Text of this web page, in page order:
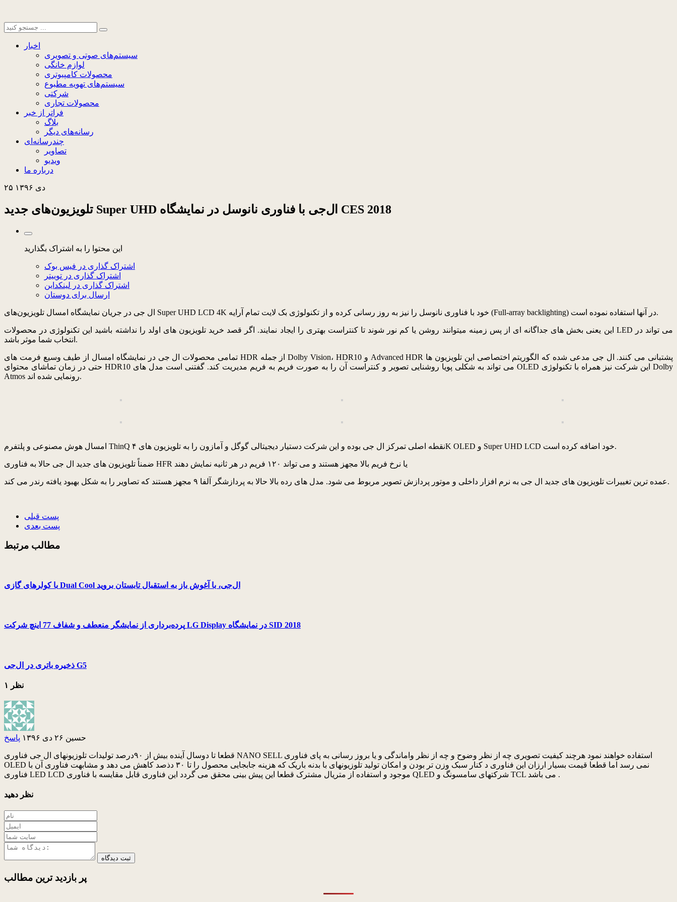
اخبار
سیستم‌های صوتی و تصویری
لوازم خانگی
محصولات کامپیوتری
سیستم‌های تهویه مطبوع
شرکتی
محصولات تجاری
فراتر از خبر
بلاگ
رسانه‌های دیگر
چندرسانه‌ای
تصاویر
ویدیو
درباره ما
۲۵ دی ۱۳۹۶
تلویزیون‌های جدید Super UHD ال‌جی با فناوری نانوسل در نمایشگاه CES 2018
این محتوا را به اشتراک بگذارید
اشتراک گذاری در فیس بوک
اشتراک گذاری در توییتر
اشتراک گذاری در لینکداین
ارسال برای دوستان
ال جی در جریان نمایشگاه امسال تلویزیون‌های Super UHD LCD 4K خود با فناوری نانوسل را نیز به روز رسانی کرده و از تکنولوژی بک لایت تمام آرایه (Full-array backlighting) در آنها استفاده نموده است.
این یعنی بخش های جداگانه ای از پس زمینه میتوانند روشن یا کم نور شوند تا کنتراست بهتری را ایجاد نمایند. اگر قصد خرید تلویزیون های اولد را نداشته باشید این تکنولوژی در محصولات LED می تواند در
انتخاب شما موثر باشد.
تمامی محصولات ال جی در نمایشگاه امسال از طیف وسیع فرمت های HDR از جمله Dolby Vision، HDR10 و Advanced HDR پشتبانی می کنند. ال جی مدعی شده که الگوریتم اختصاصی این تلویزیون ها
حتی در زمان تماشای محتوای HDR10 می تواند به شکلی پویا روشنایی تصویر و کنتراست آن را به صورت فریم به فریم مدیریت کند. گفتنی است مدل های OLED این شرکت نیز همراه با تکنولوژی Dolby
Atmos رونمایی شده اند.
امسال هوش مصنوعی و پلتفرم ThinQ نقطه اصلی تمرکز ال جی بوده و این شرکت دستیار دیجیتالی گوگل و آمازون را به تلویزیون های ۴K OLED و Super UHD LCD خود اضافه کرده است.
ضمناً تلویزیون های جدید ال جی حالا به فناوری HFR یا نرخ فریم بالا مجهز هستند و می تواند ۱۲۰ فریم در هر ثانیه نمایش دهند
عمده ترین تغییرات تلویزیون های جدید ال جی به نرم افزار داخلی و موتور پردازش تصویر مربوط می شود. مدل های رده بالا حالا به پردازشگر آلفا ۹ مجهز هستند که تصاویر را به شکل بهبود یافته رندر می کند.
پست قبلی
پست بعدی
مطالب مرتبط
با کولرهای گازی Dual Cool ال‌جی، با آغوش باز به استقبال تابستان بروید
پرده‌برداری از نمایشگر منعطف و شفاف 77 اینچ شرکت LG Display در نمایشگاه SID 2018
ذخیره باتری در ال‌جی G5
۱ نظر
حسين ۲۶ دی ۱۳۹۶ پاسخ
قطعا تا دوسال آینده بیش از ۹۰درصد تولیدات تلوزیونهای ال جی فناوری NANO SELL استفاده خواهند نمود هرچند کیفیت تصویری چه از نظر وضوح و چه از نظر واماندگی و یا بروز رسانی به پای فناوری
OLED نمی رسد اما قطعا قیمت بسیار ارزان این فناوری د کنار سبک وزن تر بودن و امکان تولید تلوزیونهای با بدنه باریک که هزینه جابجایی محصول را تا ۳۰ دذصد کاهش می دهد و مشابهت فناوری آن با
فناوری LED LCD موجود و استفاده از متریال مشترک قطعا این پیش بینی محقق می گردد این فناوری قابل مقایسه با فناوری QLED شرکتهای سامسونگ و TCL می باشد .
نظر دهید
ثبت دیدگاه
پر بازدید ترین مطالب